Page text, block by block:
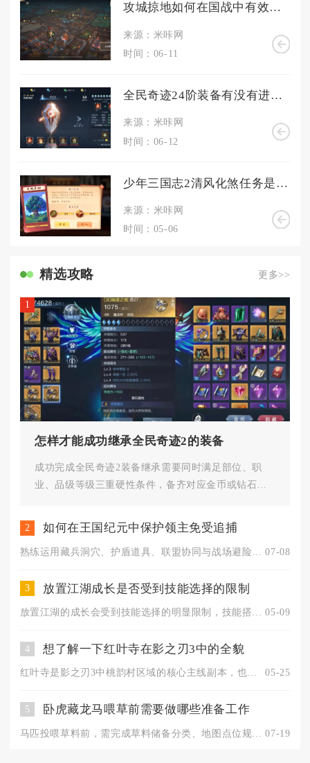
攻城掠地如何在国战中有效地夺取敌方的城池
来源：米咔网
时间：06-11
全民奇迹24阶装备有没有进化方法
来源：米咔网
时间：06-12
少年三国志2清风化煞任务是否有副本或特殊场景
来源：米咔网
时间：05-06
精选攻略 更多>>
1
怎样才能成功继承全民奇迹2的装备
成功完成全民奇迹2装备继承需要同时满足部位、职
业、品级等级三重硬性条件，备齐对应金币或钻石消
2 如何在王国纪元中保护领主免受追捕
07-08
3 放置江湖成长是否受到技能选择的限制
05-09
4 想了解一下红叶寺在影之刃3中的全貌
红叶寺是影之刃3中桃韵村区域的核心主线副本，也是解锁里武林、... 05-25
5 卧虎藏龙马喂草前需要做哪些准备工作
07-19